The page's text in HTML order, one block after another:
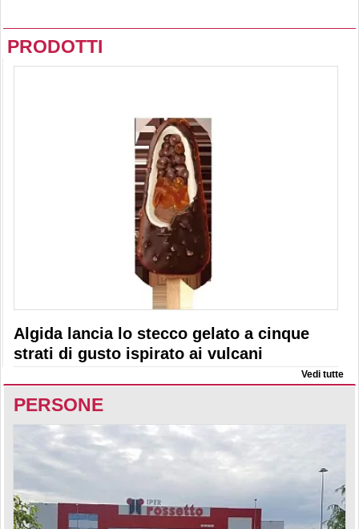
PRODOTTI
Algida lancia lo stecco gelato a cinque
strati di gusto ispirato ai vulcani
Vedi tutte
PERSONE